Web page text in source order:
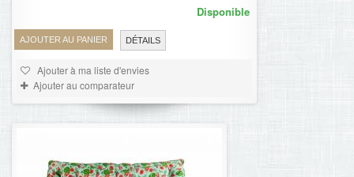
AJOUTER AU PANIER DÉTAILS
Disponible
Ajouter à ma liste d'envies
Ajouter au comparateur